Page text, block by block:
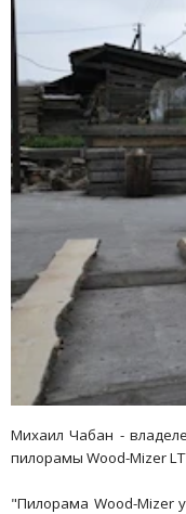
Михаил Чабан -
пилорамы Wood-Mizer
"Пилорама Wood-Mizer